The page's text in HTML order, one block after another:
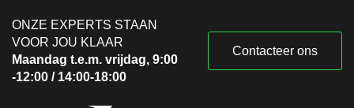
ONZE EXPERTS STAAN
VOOR JOU KLAAR
Maandag t.e.m. vrijdag, 9:00
-12:00 / 14:00-18:00
Contacteer ons